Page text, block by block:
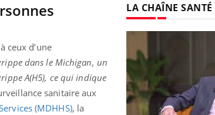
ceux d’une
dans le Michigan, un
A(H5), ce qui indique
sanitaire aux
(MDHHS), la
LA CHAÎNE SANTÉ